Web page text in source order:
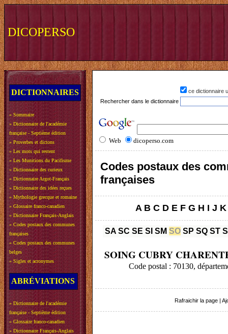
DICOPERSO
DICTIONNAIRES
» Sommaire
» Dictionnaire de l'académie
française - Septième édition
» Proverbes et dictons
» Les mots qui restent
» Les Munitions du Pacifisme
» Dictionnaire des curieux
» Dictionnaire Argot-Français
» Dictionnaire des idées reçues
» Mythologie grecque et romaine
» Glossaire franco-canadien
» Dictionnaire Français-Anglais
» Codes postaux des communes
françaises
» Codes postaux des communes
belges
» Sigles et acronymes
ABRÉVIATIONS
» Dictionnaire de l'académie
française - Septième édition
» Glossaire franco-canadien
» Dictionnaire Français-Anglais
ce dictionnaire
Rechercher dans le dictionnaire
Web dicoperso.com
Codes postaux des
françaises
A B C D E F G H I J K
SA SC SE SI SM SO SP SQ ST
SOING CUBRY
Code postal : 70130,
Rafraichir la page